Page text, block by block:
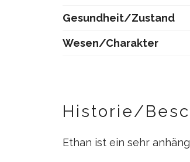
Gesundheit/Zustand
Wesen/Charakter
Historie/
Ethan ist ein sehr